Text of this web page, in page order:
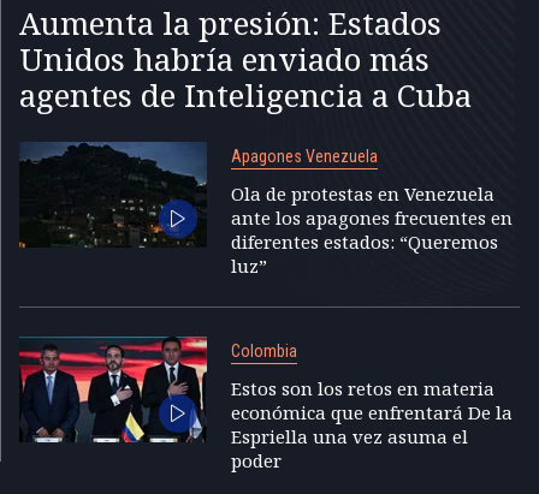
Aumenta la presión: Estados
Unidos habría enviado más
agentes de Inteligencia a Cuba
Apagones Venezuela
Ola de protestas en Venezuela
ante los apagones frecuentes en
diferentes estados: “Queremos
luz”
Colombia
Estos son los retos en materia
económica que enfrentará De la
Espriella una vez asuma el
poder